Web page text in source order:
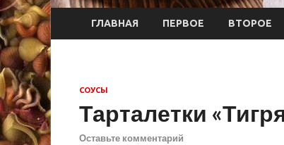
ГЛАВНАЯ ПЕРВОЕ ВТОРОЕ
СОУСЫ
Тарталетки
Оставьте комментарий